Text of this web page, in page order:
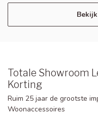
Totale Showroom
Korting
Ruim 25 jaar de grootste
Woonaccessoires